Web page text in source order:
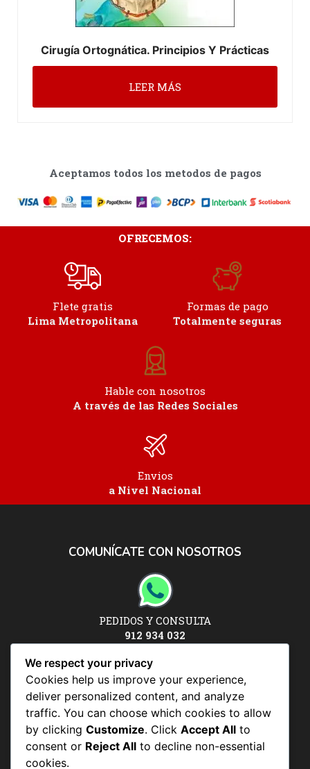
Cirugía Ortognática. Principios Y Prácticas
LEER MÁS
Aceptamos todos los metodos de pagos
OFRECEMOS:
Flete gratis
Lima Metropolitana
Formas de pago
Totalmente seguras
Hable con nosotros
A través de las Redes Sociales
Envios
a Nivel Nacional
COMUNÍCATE CON NOSOTROS
PEDIDOS Y CONSULTA
912 934 032
Síguenos en:
POLÍTICAS Y CONDICIONES
Políticas y condiciones
We respect your privacy
Cookies help us improve your experience,
deliver personalized content, and analyze
traffic. You can choose which cookies to allow
by clicking Customize. Click Accept All to
consent or Reject All to decline non-essential
cookies.